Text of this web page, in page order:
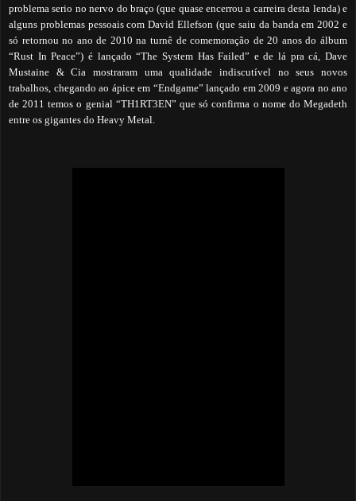
problema serio no nervo do braço (que quase encerrou a carreira desta lenda) e
alguns problemas pessoais com David Ellefson (que saiu da banda em 2002 e
só retornou no ano de 2010 na turnê de comemoração de 20 anos do álbum
“Rust In Peace”) é lançado “The System Has Failed” e de lá pra cá, Dave
Mustaine & Cia mostraram uma qualidade indiscutível no seus novos
trabalhos, chegando ao ápice em “Endgame” lançado em 2009 e agora no ano
de 2011 temos o genial “TH1RT3EN” que só confirma o nome do Megadeth
entre os gigantes do Heavy Metal.